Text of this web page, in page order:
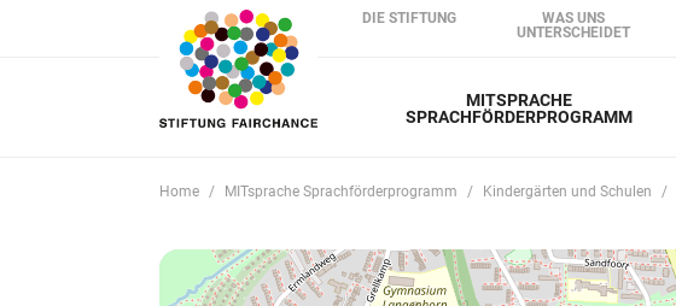
DIE STIFTUNG
WAS UNS
UNTERSCHEIDET
MITSPRACHE
SPRACHFÖRDERPROGRAMM
Home MITsprache Sprachförderprogramm Kindergärten und Schulen